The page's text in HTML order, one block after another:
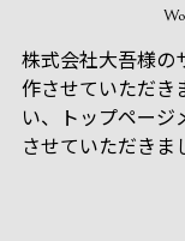
株式会社大吾様の
作させていただき
い、トップページ
させていただきま